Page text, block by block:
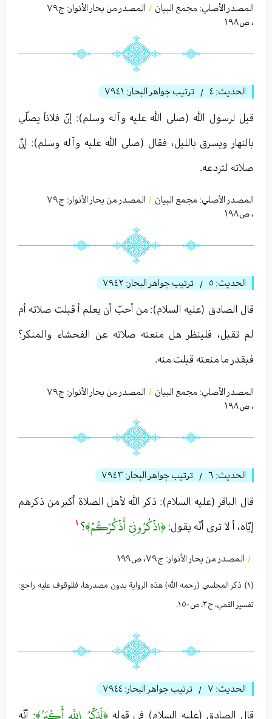
المصدر الأصلي: مجمع البيان / المصدر من بحار الأنوار: ج٧٩
، ص١٩٨
الحديث: ٤ / ترتيب جواهر البحار: ٧٩٤١
قيل لرسول الله (صلى الله عليه وآله وسلم): إنّ فلاناً يصلّي
بالنهار ويسرق بالليل، فقال (صلى الله عليه وآله وسلم): إنّ
صلاته لتردعه.
المصدر الأصلي: مجمع البيان / المصدر من بحار الأنوار: ج٧٩
، ص١٩٨
الحديث: ٥ / ترتيب جواهر البحار: ٧٩٤٢
قال الصادق (عليه السلام): من أحبّ أن يعلم أ قبلت صلاته أم
لم تقبل، فلينظر هل منعته صلاته عن الفحشاء والمنكر؟
فبقدر ما منعته قبلت منه.
المصدر الأصلي: مجمع البيان / المصدر من بحار الأنوار: ج٧٩
، ص١٩٨
الحديث: ٦ / ترتيب جواهر البحار: ٧٩٤٣
قال الباقر (عليه السلام): ذكر الله لأهل الصلاة أكبر من ذكرهم
إيّاه، أ لا ترى أنّه يقول: ﴿اذۡكُرُونِيٓ أَذۡكُرۡكُمۡ﴾؟
/ المصدر من بحار الأنوار: ج٧٩، ص١٩٩
(١) ذكر المجلسي (رحمه الله) هذه الروایة بدون مصدرها، فللوقوف علیه راجع:
تفسير القمي، ج٢، ص١٥٠.
الحديث: ٧ / ترتيب جواهر البحار: ٧٩٤٤
قال الصادق (عليه السلام) في قوله : أنّه